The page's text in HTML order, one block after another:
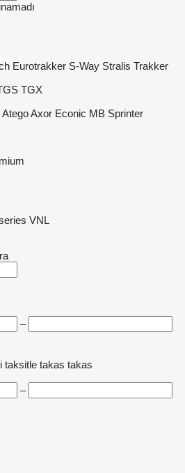
Eurotrakker S-Way Stralis Trakker
TGX
AtegoAxor Econic MB Sprinter
VNL
–
taksitle takas takas
–